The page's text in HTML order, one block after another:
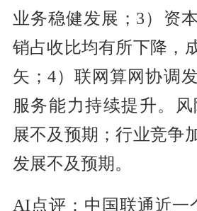
业务稳健发展；3）资
销占收比均有所下降，
矢；4）联网算网协调
服务能力持续提升。
展不及预期；行业竞争
发展不及预期。
AI点评：中国联通近一